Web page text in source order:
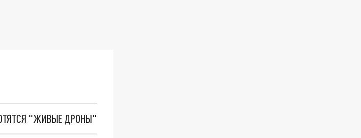
"ЖИВЫЕ ДРОНЫ"